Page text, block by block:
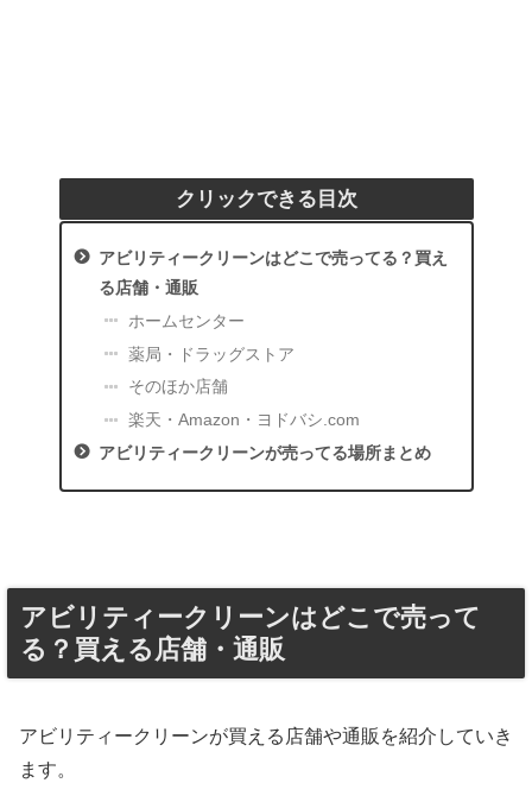
クリックできる目次
アビリティークリーンはどこで売ってる？買え
る店舗・通販
ホームセンター
薬局・ドラッグストア
そのほか店舗
楽天・Amazon・ヨドバシ.com
アビリティークリーンが売ってる場所まとめ
アビリティークリーンはどこで売って
る？買える店舗・通販
アビリティークリーンが買える店舗や通販を紹介していき
ます。